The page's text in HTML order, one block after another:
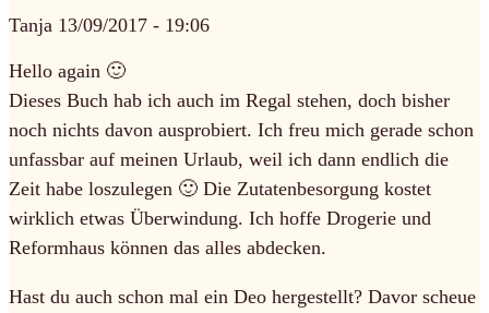
Tanja 13/09/2017 - 19:06
Hello again 🙂
Dieses Buch hab ich auch im Regal stehen, doch bisher
noch nichts davon ausprobiert. Ich freu mich gerade schon
unfassbar auf meinen Urlaub, weil ich dann endlich die
Zeit habe loszulegen 🙂 Die Zutatenbesorgung kostet
wirklich etwas Überwindung. Ich hoffe Drogerie und
Reformhaus können das alles abdecken.
Hast du auch schon mal ein Deo hergestellt? Davor scheue